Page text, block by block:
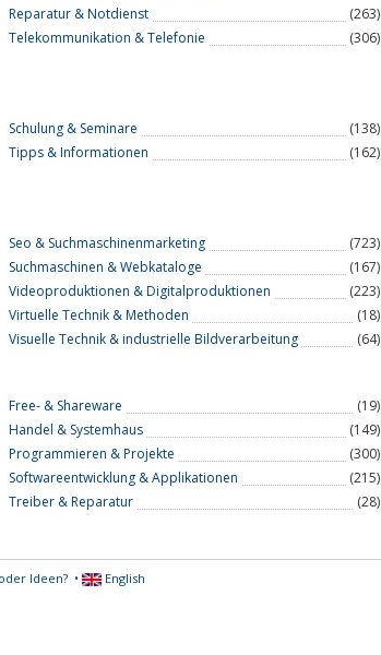
Reparatur & Notdienst
(263)
Telekommunikation & Telefonie
(306)
Schulung & Seminare
(138)
Tipps & Informationen
(162)
Seo & Suchmaschinenmarketing
(723)
Suchmaschinen & Webkataloge
(167)
Videoproduktionen & Digitalproduktionen
(223)
Virtuelle Technik & Methoden
(18)
Visuelle Technik & industrielle Bildverarbeitung
(64)
Free- & Shareware
(19)
Handel & Systemhaus
(149)
Programmieren & Projekte
(300)
Softwareentwicklung & Applikationen
(215)
Treiber & Reparatur
(28)
Ideen?• English